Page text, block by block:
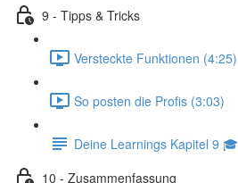
9 - Tipps & Tricks
Versteckte Funktionen (4:25)
So posten die Profis (3:03)
Deine Learnings Kapitel 9 🎓
10 - Zusammenfassung